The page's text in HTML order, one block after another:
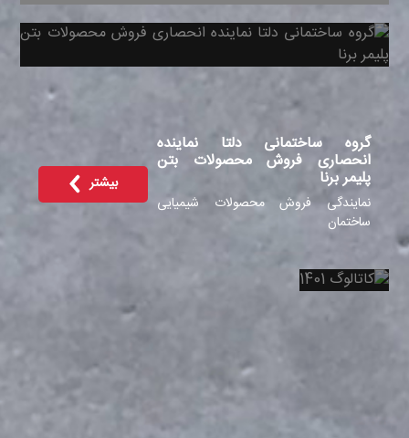
گروه ساختمانی دلتا نماینده
انحصاری فروش محصولات بتن
پلیمر برنا
نمایندگی فروش محصولات شیمیایی
ساختمان
بیشتر